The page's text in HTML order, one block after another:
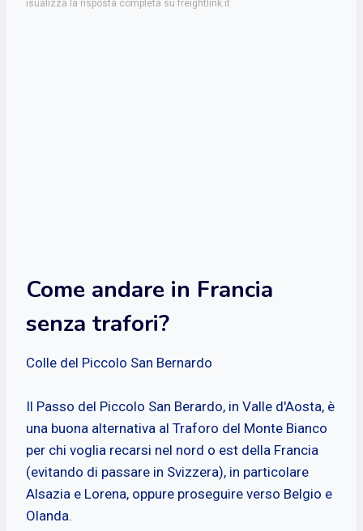
isualizza la risposta completa su freightlink.it
Come andare in Francia
senza trafori?
Colle del Piccolo San Bernardo
Il Passo del Piccolo San Berardo, in Valle d'Aosta, è
una buona alternativa al Traforo del Monte Bianco
per chi voglia recarsi nel nord o est della Francia
(evitando di passare in Svizzera), in particolare
Alsazia e Lorena, oppure proseguire verso Belgio e
Olanda.